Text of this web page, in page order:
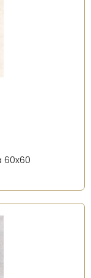
60x60